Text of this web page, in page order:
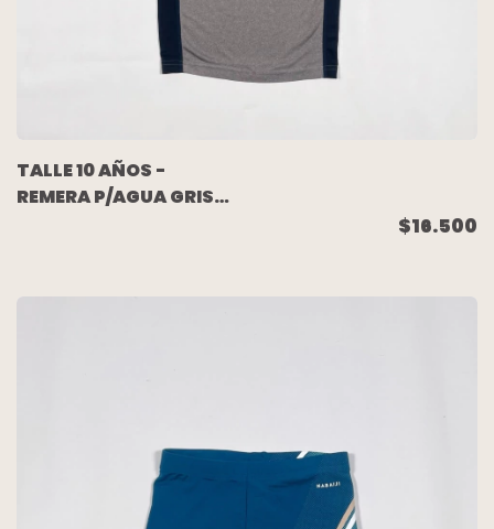
TALLE 10 AÑOS -
REMERA P/AGUA GRIS
$16.500